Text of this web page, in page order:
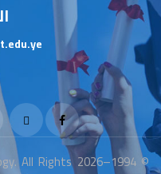
All Rights